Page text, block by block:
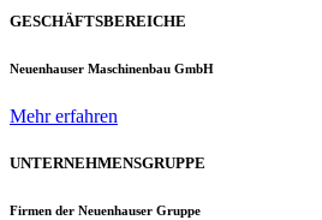
GESCHÄFTSBEREICHE
Neuenhauser Maschinenbau GmbH
Mehr erfahren
UNTERNEHMENSGRUPPE
Firmen der Neuenhauser Gruppe